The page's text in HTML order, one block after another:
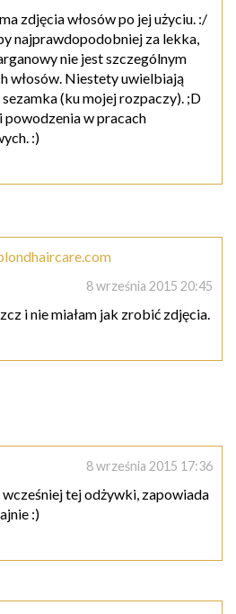
zdjęcia włosów po jej użyciu. :/
najprawdopodobniej za lekka,
nie jest szczególnym
włosów. Niestety uwielbiają
(ku mojej rozpaczy). ;D
powodzenia w pracach
:)
8 września 2015 20:45
i nie miałam jak zrobić zdjęcia.
8 września 2015 17:36
wcześniej tej odżywki, zapowiada
:)